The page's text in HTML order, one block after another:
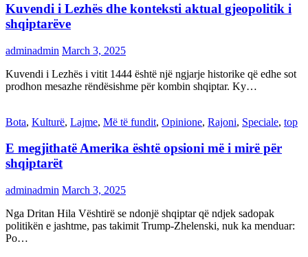
Kuvendi i Lezhës dhe konteksti aktual gjeopolitik i
shqiptarëve
adminadmin March 3, 2025
Kuvendi i Lezhës i vitit 1444 është një ngjarje historike që edhe sot
prodhon mesazhe rëndësishme për kombin shqiptar. Ky…
Bota, Kulturë, Lajme, Më të fundit, Opinione, Rajoni, Speciale, top
E megjithatë Amerika është opsioni më i mirë për
shqiptarët
adminadmin March 3, 2025
Nga Dritan Hila Vështirë se ndonjë shqiptar që ndjek sadopak
politikën e jashtme, pas takimit Trump-Zhelenski, nuk ka menduar:
Po…